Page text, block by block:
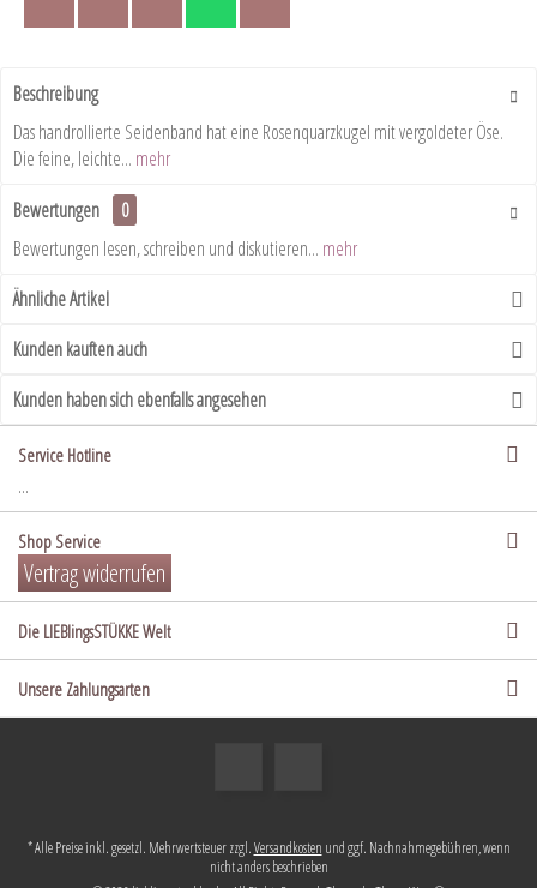
Beschreibung
Das handrollierte Seidenband hat eine Rosenquarzkugel mit vergoldeter Öse.
Die feine, leichte... mehr
Bewertungen
0
Bewertungen lesen, schreiben und diskutieren... mehr
Ähnliche Artikel
Kunden kauften auch
Kunden haben sich ebenfalls angesehen
Service Hotline
...
Shop Service
Vertrag widerrufen
Die LIEBlingsSTÜKKE Welt
Unsere Zahlungsarten
* Alle Preise inkl. gesetzl. Mehrwertsteuer zzgl.Versandkosten und ggf. Nachnahmegebühren, wenn
nicht anders beschrieben